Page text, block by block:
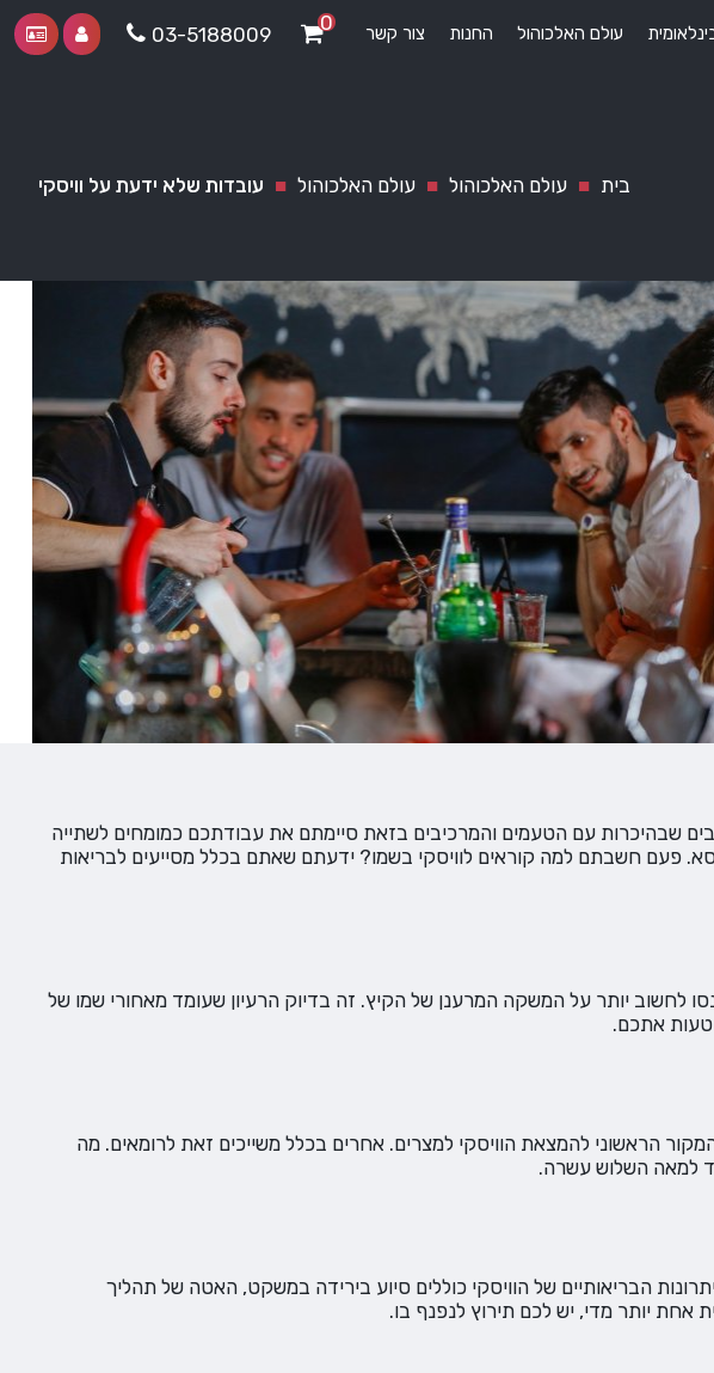
עולם האלכוהול החנות צור קשר 0
03-5188009
בית ■ עולם האלכוהול ■ עולם האלכוהול ■ עובדות שלא ידעת על וויסקי
שבהיכרות עם הטעמים והמרכיבים בזאת סיימתם את עבודתכם כמומחים לשתייה
פעם חשבתם למה קוראים לוויסקי בשמו? ידעתם שאתם בכלל מסייעים לבריאות
לחשוב יותר על המשקה המרענן של הקיץ. זה בדיוק הרעיון שעומד מאחורי שמו של
אתכם.
הראשוני להמצאת הוויסקי למצרים. אחרים בכלל משייכים זאת לרומאים. מה
למאה השלוש עשרה.
הבריאותיים של הוויסקי כוללים סיוע בירידה במשקט, האטה של תהליך
יותר מדי, יש לכם תירוץ לנפנף בו.